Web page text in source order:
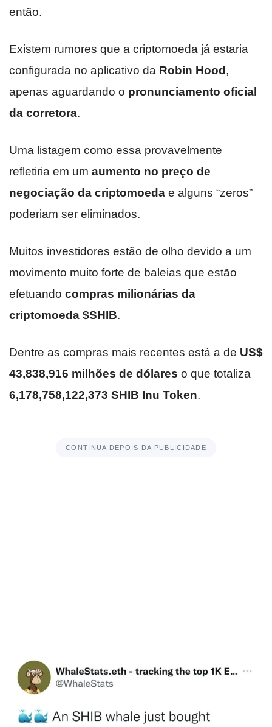
então.
Existem rumores que a criptomoeda já estaria
configurada no aplicativo da Robin Hood,
apenas aguardando o pronunciamento oficial
da corretora.
Uma listagem como essa provavelmente
refletiria em um aumento no preço de
negociação da criptomoeda e alguns “zeros”
poderiam ser eliminados.
Muitos investidores estão de olho devido a um
movimento muito forte de baleias que estão
efetuando compras milionárias da
criptomoeda $SHIB.
Dentre as compras mais recentes está a de US$
43,838,916 milhões de dólares o que totaliza
6,178,758,122,373 SHIB Inu Token.
CONTINUA DEPOIS DA PUBLICIDADE